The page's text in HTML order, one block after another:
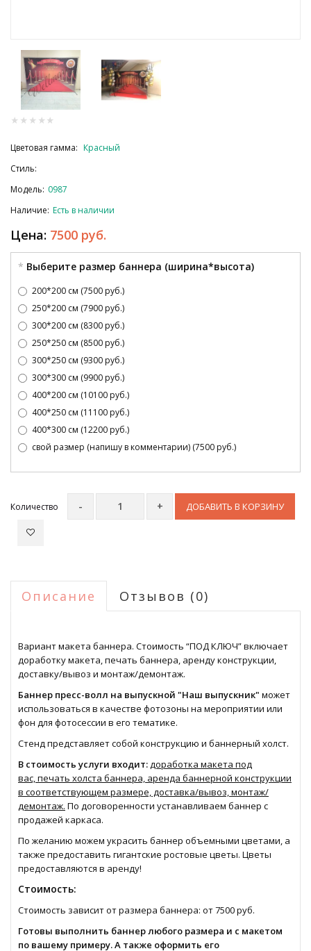
Цветовая гамма: Красный
Стиль:
Модель: 0987
Наличие: Есть в наличии
Цена: 7500 руб.
Выберите размер баннера (ширина*высота)
200*200 см (7500 руб.)
250*200 см (7900 руб.)
300*200 см (8300 руб.)
250*250 см (8500 руб.)
300*250 см (9300 руб.)
300*300 см (9900 руб.)
400*200 см (10100 руб.)
400*250 см (11100 руб.)
400*300 см (12200 руб.)
свой размер (напишу в комментарии) (7500 руб.)
Количество ДОБАВИТЬ В КОРЗИНУ
Описание Отзывов (0)
Вариант макета баннера. Стоимость “ПОД КЛЮЧ” включает
доработку макета, печать баннера, аренду конструкции,
доставку/вывоз и монтаж/демонтаж.
Баннер пресс-волл на выпускной "Наш выпускник" может
использоваться в качестве фотозоны на мероприятии или
фон для фотосессии в его тематике.
Стенд представляет собой конструкцию и баннерный холст.
В стоимость услуги входит:доработка макета под
вас, печать холста баннера, аренда баннерной конструкции
в соответствующем размере, доставка/вывоз, монтаж/
демонтаж. По договоренности устанавливаем баннер с
продажей каркаса.
По желанию можем украсить баннер объемными цветами, а
также предоставить гигантские ростовые цветы. Цветы
предоставляются в аренду!
Стоимость:
Стоимость зависит от размера баннера: от 7500 руб.
Готовы выполнить баннер любого размера и с макетом
по вашему примеру. А также оформить его